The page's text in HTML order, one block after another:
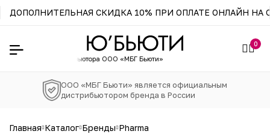
ДОПОЛНИТЕЛЬНАЯ СКИДКА 10% ПРИ ОПЛАТЕ ОНЛАЙН НА
дистрибьютора ООО «МБГ Бьюти»
0
ООО «МБГ Бьюти» является официальным
дистрибьютором бренда в России
главная каталог бренды pharma